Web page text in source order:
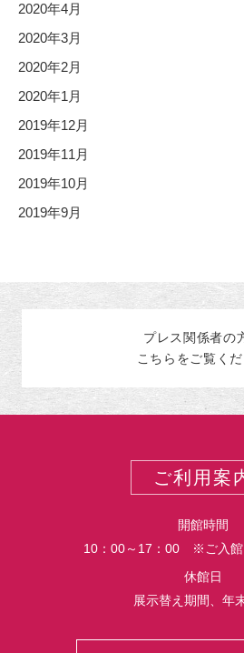
2020年4月
2020年3月
2020年2月
2020年1月
2019年12月
2019年11月
2019年10月
2019年9月
プレス関係者の
こちらをご覧く
ご利用案
開館時間
10：00～17：00 ※ご入館
休館日
展示替え期間、年